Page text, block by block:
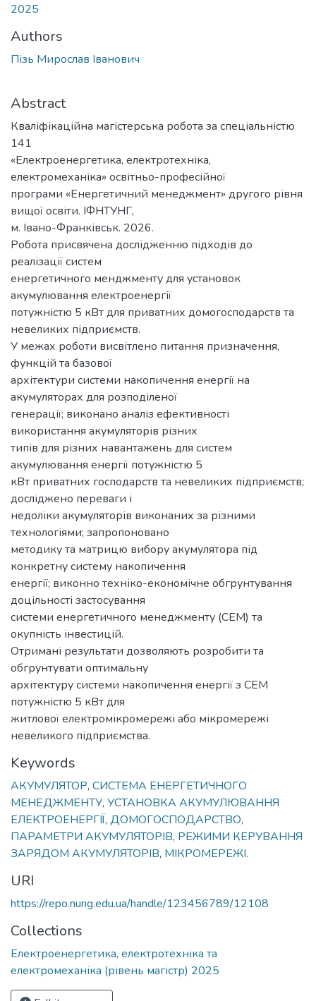
2025
Authors
Пізь Мирослав Іванович
Abstract
Кваліфікаційна магістерська робота за спеціальністю
141
«Електроенергетика, електротехніка,
електромеханіка» освітньо-професійної
програми «Енергетичний менеджмент» другого рівня
вищої освіти. ІФНТУНГ,
м. Івано-Франківськ. 2026.
Робота присвячена дослідженню підходів до
реалізації систем
енергетичного менджменту для установок
акумулювання електроенергії
потужністю 5 кВт для приватних домогосподарств та
невеликих підприємств.
У межах роботи висвітлено питання призначення,
функцій та базової
архітектури cистеми накопичення енергії на
акумуляторах для розподіленої
генерації; виконано аналіз ефективності
використання акумуляторів різних
типів для різних навантажень для систем
акумулювання енергії потужністю 5
кВт приватних господарств та невеликих підприємств;
досліджено переваги і
недоліки акумуляторів виконаних за різними
технологіями; запропоновано
методику та матрицю вибору акумулятора під
конкретну систему накопичення
енергії; виконно техніко-економічне обгрунтування
доцільності застосування
системи енергетичного менеджменту (СЕМ) та
окупність інвестицій.
Отримані результати дозволяють розробити та
обгрунтувати оптимальну
архітектуру системи накопичення енергії з СЕМ
потужністю 5 кВт для
житлової електромікромережі або мікромережі
невеликого підприємства.
Keywords
АКУМУЛЯТОР, СИСТЕМА ЕНЕРГЕТИЧНОГО
МЕНЕДЖМЕНТУ, УСТАНОВКА АКУМУЛЮВАННЯ
ЕЛЕКТРОЕНЕРГІЇ, ДОМОГОСПОДАРСТВО,
ПАРАМЕТРИ АКУМУЛЯТОРІВ, РЕЖИМИ КЕРУВАННЯ
ЗАРЯДОМ АКУМУЛЯТОРІВ, МІКРОМЕРЕЖІ.
URI
https://repo.nung.edu.ua/handle/123456789/12108
Collections
Електроенергетика, електротехніка та
електромеханіка (рівень магістр) 2025